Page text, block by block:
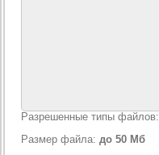
Разрешенные типы файлов:
Размер файла: до 50 Мб